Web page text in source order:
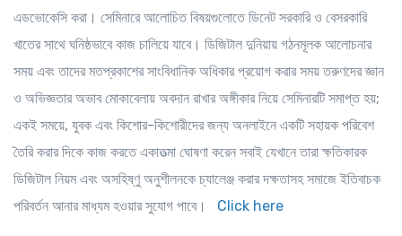
এডভোকেসি করা। সেমিনারে আলোচিত বিষয়গুলোতে ডিনেট সরকারি ও বেসরকারি
খাতের সাথে ঘনিষ্ঠভাবে কাজ চালিয়ে যাবে। ডিজিটাল দুনিয়ায় গঠনমূলক আলোচনার
সময় এবং তাদের মতপ্রকাশের সাংবিধানিক অধিকার প্রয়োগ করার সময় তরুণদের জ্ঞান
ও অভিজ্ঞতার অভাব মোকাবেলায় অবদান রাখার অঙ্গীকার নিয়ে সেমিনারটি সমাপ্ত হয়;
একই সময়ে, যুবক এবং কিশোর-কিশোরীদের জন্য অনলাইনে একটি সহায়ক পরিবেশ
তৈরি করার দিকে কাজ করতে একাতত্মা ঘোষণা করেন সবাই যেখানে তারা ক্ষতিকারক
ডিজিটাল নিয়ম এবং অসহিষ্ণু অনুশীলনকে চ্যালেঞ্জ করার দক্ষতাসহ সমাজে ইতিবাচক
পরিবর্তন আনার মাধ্যম হওয়ার সুযোগ পাবে। Click here